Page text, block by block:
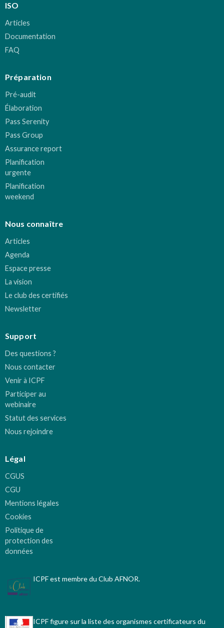
ISO
Articles
Documentation
FAQ
Préparation
Pré-audit
Élaboration
Pass Serenity
Pass Group
Assurance report
Planification
urgente
Planification
weekend
Nous connaître
Articles
Agenda
Espace presse
La vision
Le club des certifiés
Newsletter
Support
Des questions ?
Nous contacter
Venir à ICPF
Participer au
webinaire
Statut des services
Nous rejoindre
Légal
CGUS
CGU
Mentions légales
Cookies
Politique de
protection des
données
ICPF est membre du Club AFNOR.
ICPF figure sur la liste des organismes certificateurs du